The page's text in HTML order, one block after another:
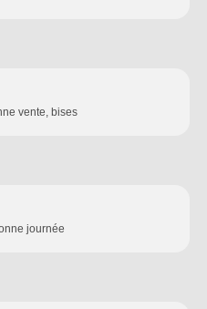
vente, bises
journée